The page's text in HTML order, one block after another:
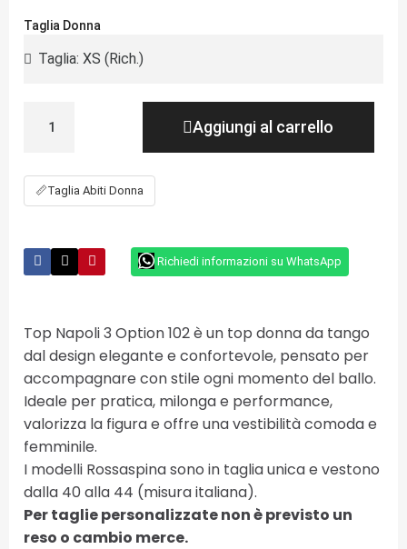
Taglia Donna
Aggiungi al carrello
📏Taglia Abiti Donna
Richiedi informazioni su WhatsApp
Top Napoli 3 Option 102 è un top donna da tango
dal design elegante e confortevole, pensato per
accompagnare con stile ogni momento del ballo.
Ideale per pratica, milonga e performance,
valorizza la figura e offre una vestibilità comoda e
femminile.
I modelli Rossaspina sono in taglia unica e vestono
dalla 40 alla 44 (misura italiana).
Per taglie personalizzate non è previsto un
reso o cambio merce.